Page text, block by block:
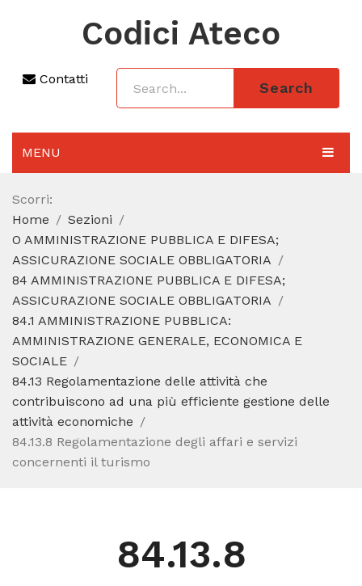
Codici Ateco
Contatti
Search
MENU
AGGIORNAMENTO 2025
SEZIONI
CODICE ATECO A COSA SERVE
CODICE FISCALE
Scorri:
Home
Sezioni
O AMMINISTRAZIONE PUBBLICA E DIFESA;
ASSICURAZIONE SOCIALE OBBLIGATORIA
84 AMMINISTRAZIONE PUBBLICA E DIFESA;
ASSICURAZIONE SOCIALE OBBLIGATORIA
84.1 AMMINISTRAZIONE PUBBLICA:
AMMINISTRAZIONE GENERALE, ECONOMICA E
SOCIALE
84.13 Regolamentazione delle attività che
contribuiscono ad una più efficiente gestione delle
attività economiche
84.13.8 Regolamentazione degli affari e servizi
concernenti il turismo
84.13.8